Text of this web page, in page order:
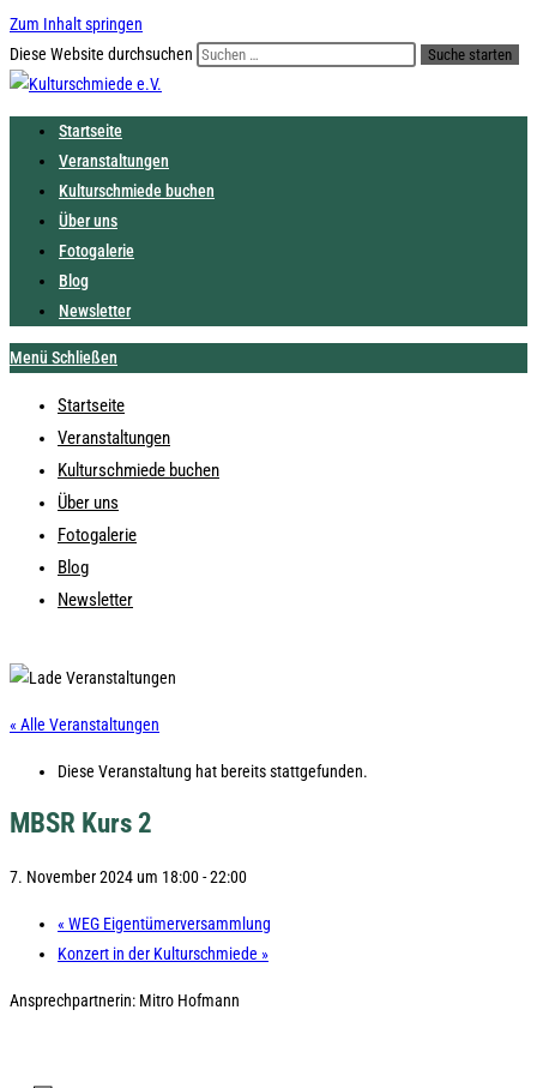
Zum Inhalt springen
Diese Website durchsuchen
Suche starten
Startseite
Veranstaltungen
Kulturschmiede buchen
Über uns
Fotogalerie
Blog
Newsletter
Menü Schließen
Startseite
Veranstaltungen
Kulturschmiede buchen
Über uns
Fotogalerie
Blog
Newsletter
« Alle Veranstaltungen
Diese Veranstaltung hat bereits stattgefunden.
MBSR Kurs 2
7. November 2024 um 18:00-22:00
« WEG Eigentümerversammlung
Konzert in der Kulturschmiede »
Ansprechpartnerin: Mitro Hofmann